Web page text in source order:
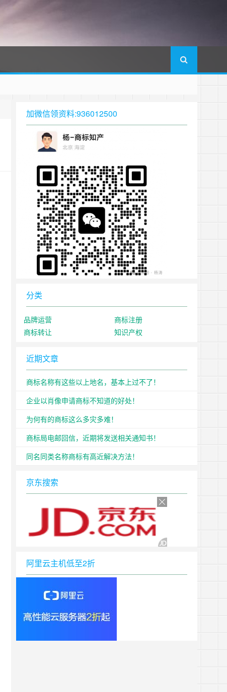
加微信领资料:936012500
分类
品牌运营
商标注册
商标转让
知识产权
近期文章
商标名称有这些以上地名，基本上过不了！
企业以肖像申请商标不知道的好处！
为何有的商标这么多灾多难！
商标局电邮回信，近期将发送相关通知书！
同名同类名称商标有高近解决方法！
京东搜索
阿里云主机低至2折